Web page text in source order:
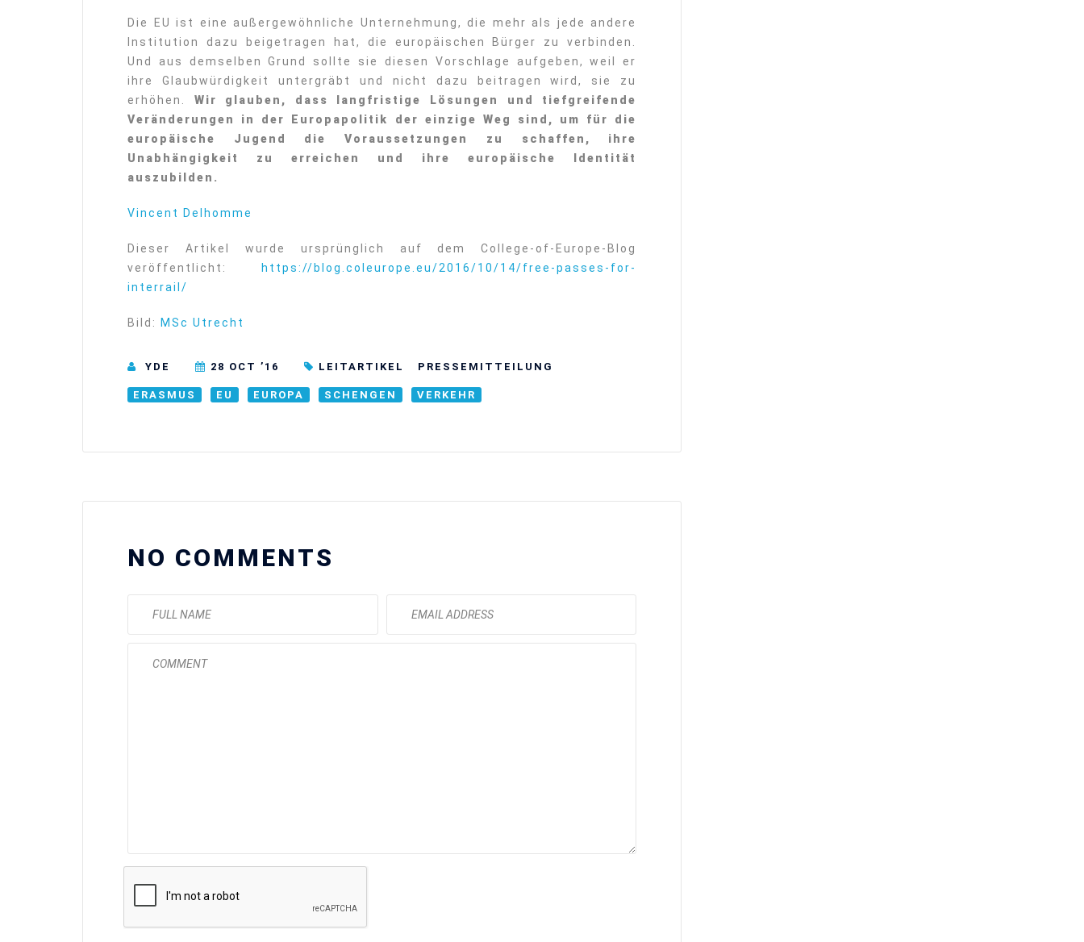
Die EU ist eine außergewöhnliche Unternehmung, die mehr als jede andere
Institution dazu beigetragen hat, die europäischen Bürger zu verbinden.
Und aus demselben Grund sollte sie diesen Vorschlage aufgeben, weil er
ihre Glaubwürdigkeit untergräbt und nicht dazu beitragen wird, sie zu
erhöhen. Wir glauben, dass langfristige Lösungen und tiefgreifende
Veränderungen in der Europapolitik der einzige Weg sind, um für die
europäische Jugend die Voraussetzungen zu schaffen, ihre
Unabhängigkeit zu erreichen und ihre europäische Identität
auszubilden.
Vincent Delhomme
Dieser Artikel wurde ursprünglich auf dem College-of-Europe-Blog
veröffentlicht:
https://blog.coleurope.eu/2016/10/14/free-passes-for-
interrail/
Bild: MSc Utrecht
YDE 28 OCT ’16 LEITARTIKEL ⁠⁠⁠PRESSEMITTEILUNG
ERASMUS EU EUROPA SCHENGEN VERKEHR
NO COMMENTS